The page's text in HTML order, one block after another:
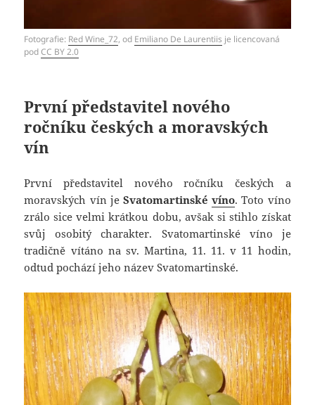
Fotografie: Red Wine_72, od Emiliano De Laurentiis je licencovaná
podCC BY 2.0
První představitel nového
ročníku českých a moravských
vín
První představitel nového ročníku českých a
moravských vín je Svatomartinskévíno. Toto víno
zrálo sice velmi krátkou dobu, avšak si stihlo získat
svůj osobitý charakter. Svatomartinské víno je
tradičně vítáno na sv. Martina, 11. 11. v 11 hodin,
odtud pochází jeho název Svatomartinské.